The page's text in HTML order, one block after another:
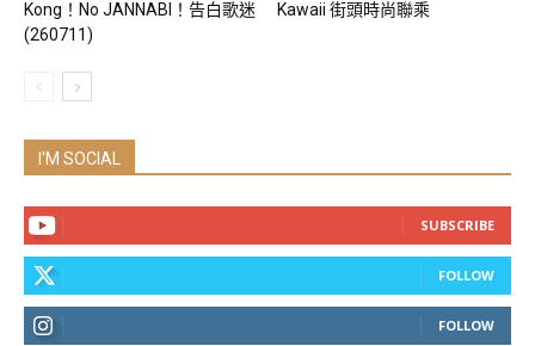
Kong！No JANNABI！告白歌迷
(260711)
Kawaii 街頭時尚聯乘
I'M SOCIAL
SUBSCRIBE
FOLLOW
FOLLOW